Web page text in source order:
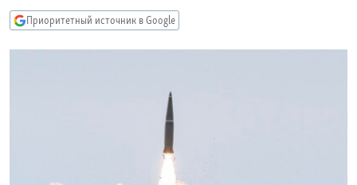
главной
навигации
Вернутся
IDEL.РЕАЛИИ
ПОДПИШИТЕСЬ НА РАССЫЛКУ
Приоритетный источник в Google